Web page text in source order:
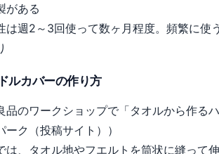
がある
は週2～3回使って数ヶ月程度。頻繁に使
ルカバーの作り方
品のワークショップで「タオルから作る
ーク（投稿サイト））
は、タオル地やフエルトを筒状に縫って